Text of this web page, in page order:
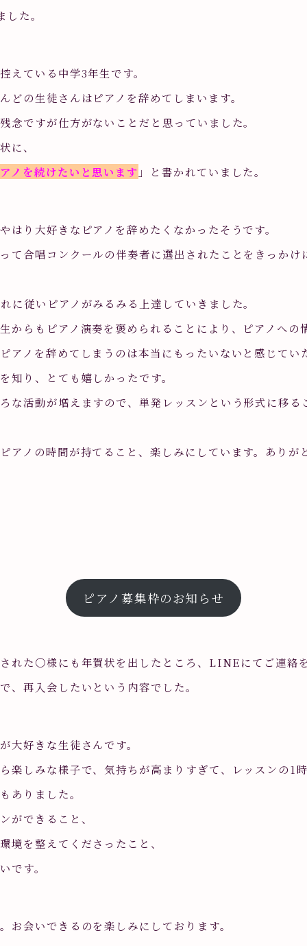
た。
えている中学3年生です。
どの生徒さんはピアノを辞めてしまいます。
念ですが仕方がないことだと思っていました。
に、
ノを続けたいと思います 」と書かれていました。
はり大好きなピアノを辞めたくなかったそうです。
て合唱コンクールの伴奏者に選出されたことをきっかけ
に従いピアノがみるみる上達していきました。
からもピアノ演奏を褒められることにより、ピアノへの
アノを辞めてしまうのは本当にもったいないと感じてい
知り、とても嬉しかったです。
な活動が増えますので、単発レッスンという形式に移
アノの時間が持てること、楽しみにしています。ありが
ピアノ募集枠のお知らせ
れた〇様にも年賀状を出したところ、LINEにてご連絡
、再入会したいという内容でした。
大好きな生徒さんです。
楽しみな様子で、気持ちが高まりすぎて、レッスンの1
ありました。
ができること、
境を整えてくださったこと、
です。
お会いできるのを楽しみにしております。